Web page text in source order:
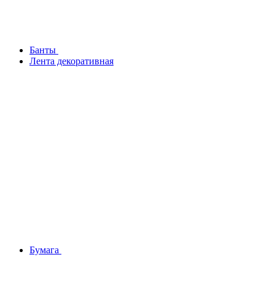
Банты
Лента декоративная
Бумага